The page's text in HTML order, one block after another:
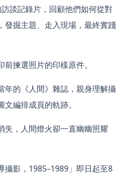
談記錄片，回顧他們如何從對
發掘主題、走入現場，最終實踐
揀選照片的印樣原件。
年的《人間》雜誌，親身理解攝
編排成頁的軌跡。
失，人間燈火卻一直幽幽照耀
影，1985–1989」即日起至8